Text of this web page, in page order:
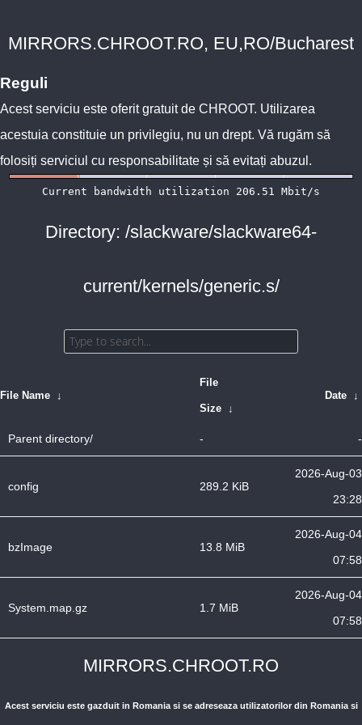
MIRRORS.CHROOT.RO, EU,RO/Bucharest
Reguli
Acest serviciu este oferit gratuit de CHROOT. Utilizarea
acestuia constituie un privilegiu, nu un drept. Vă rugăm să
folosiți serviciul cu responsabilitate și să evitați abuzul.
Directory: /slackware/slackware64-
current/kernels/generic.s/
File Name ↓
File
Size ↓
Date ↓
Parent directory/ - -
config 289.2 KiB
2026-Aug-03
23:28
bzImage 13.8 MiB
2026-Aug-04
07:58
System.map.gz 1.7 MiB
2026-Aug-04
07:58
MIRRORS.CHROOT.RO
Acest serviciu este gazduit in Romania si se adreseaza utilizatorilor din Romania si